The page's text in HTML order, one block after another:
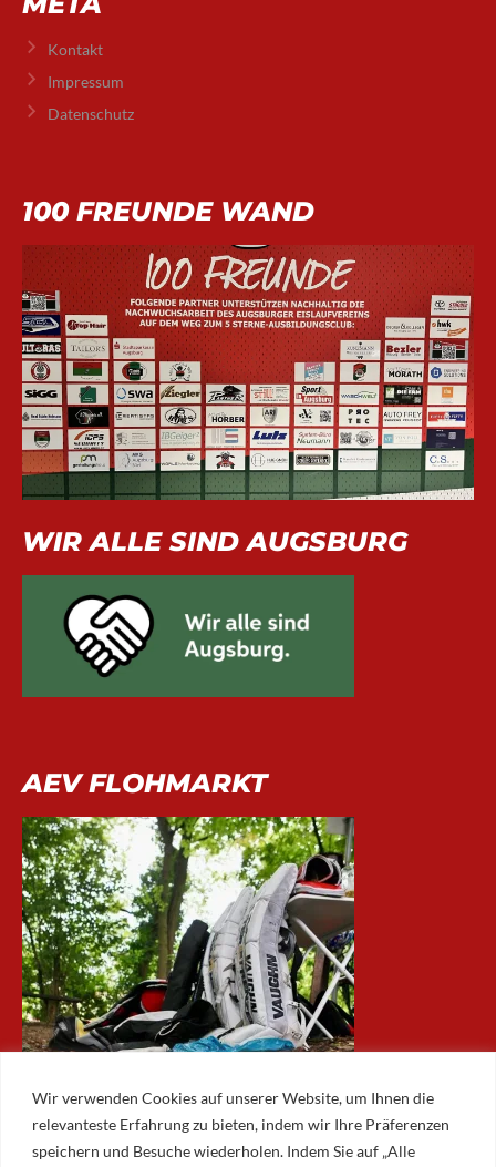
Wir verwenden Cookies auf unserer Website, um Ihnen die
relevanteste Erfahrung zu bieten, indem wir Ihre Präferenzen
speichern und Besuche wiederholen. Indem Sie auf „Alle
Kontakt
Impressum
Datenschutz
100 FREUNDE WAND
WIR ALLE SIND AUGSBURG
AEV FLOHMARKT